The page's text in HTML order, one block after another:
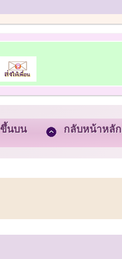
ขึ้นบน กลับหน้าหลัก